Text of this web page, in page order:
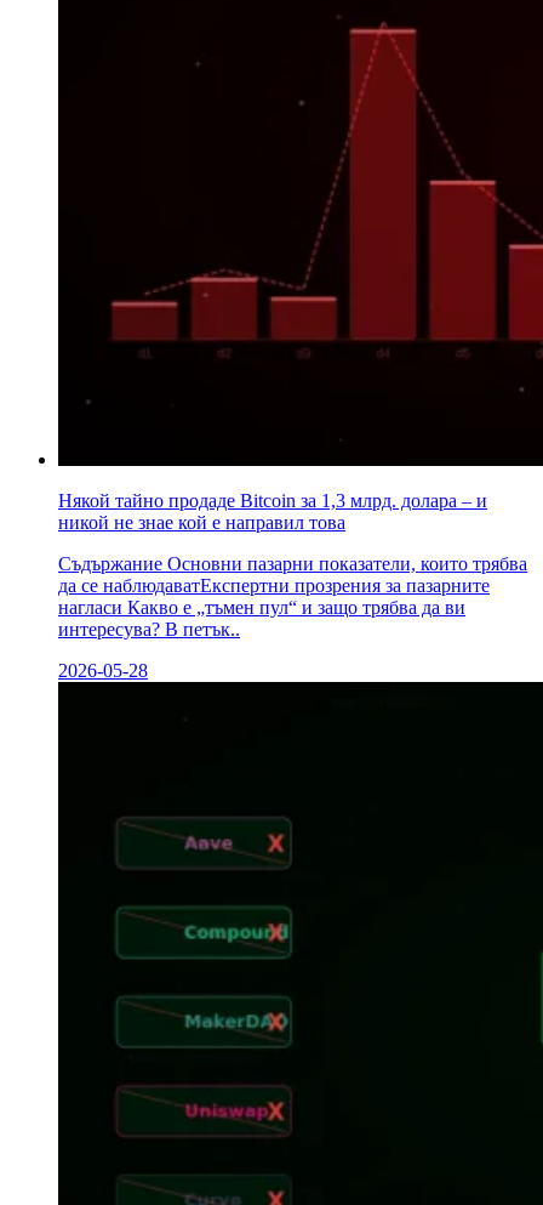
Някой тайно продаде Bitcoin за 1,3 млрд. долара – и
никой не знае кой е направил това
Съдържание Основни пазарни показатели, които трябва
да се наблюдаватЕкспертни прозрения за пазарните
нагласи Какво е „тъмен пул“ и защо трябва да ви
интересува? В петък..
2026-05-28